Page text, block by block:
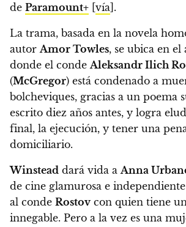
de Paramount+ vía ].
La trama, basada en la novela
autorAmor Towles, se ubica en el
donde el condeAleksandr Ilich
(McGregor) está condenado a
bolcheviques, gracias a un poema
escrito diez años antes, y logra
final, la ejecución, y tener una
domiciliario.
Winstead dará vida aAnna
de cine glamurosa e
al conde Rostov con quien tiene
innegable. Pero a la vez es una